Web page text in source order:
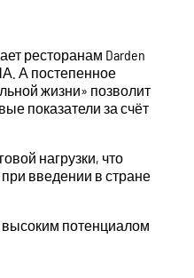
ресторанам Darden
А постепенное
жизни» позволит
показатели за счёт
нагрузки, что
введении в стране
потенциалом